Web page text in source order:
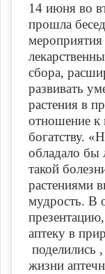
14 июня во
прошла
сбора,
развивать
растения в
отношение
богатству.
обладало бы
такой
растениями
мудрость. В
аптеку в
поделились
жизни